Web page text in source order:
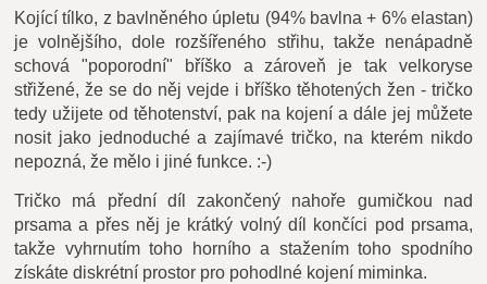
Kojící tílko, z bavlněného úpletu (94% bavlna + 6% elastan)
je volnějšího, dole rozšířeného střihu, takže nenápadně
schová "poporodní" bříško a zároveň je tak velkoryse
střižené, že se do něj vejde i bříško těhotených žen - tričko
tedy užijete od těhotenství, pak na kojení a dále jej můžete
nosit jako jednoduché a zajímavé tričko, na kterém nikdo
nepozná, že mělo i jiné funkce. :-)
Tričko má přední díl zakončený nahoře gumičkou nad
prsama a přes něj je krátký volný díl končíci pod prsama,
takže vyhrnutím toho horního a stažením toho spodního
získáte diskrétní prostor pro pohodlné kojení miminka.